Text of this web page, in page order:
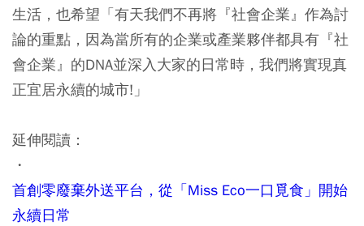
生活，也希望「有天我們不再將『社會企業』作為討
論的重點，因為當所有的企業或產業夥伴都具有『社
會企業』的DNA並深入大家的日常時，我們將實現真
正宜居永續的城市!」
延伸閱讀：
・
首創零廢棄外送平台，從「Miss Eco一口覓食」開始
永續日常